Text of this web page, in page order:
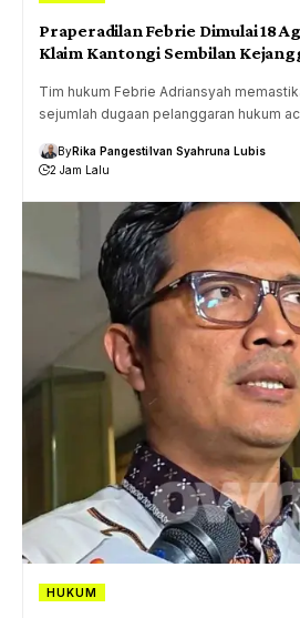
Praperadilan Febrie Dimulai 18
Klaim Kantongi Sembilan
Tim hukum Febrie Adriansyah
sejumlah dugaan pelanggaran hukum
ByRika PangestiIvan Syahruna Lubis
2 Jam Lalu
HUKUM